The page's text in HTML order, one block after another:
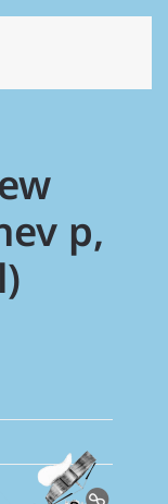
p,